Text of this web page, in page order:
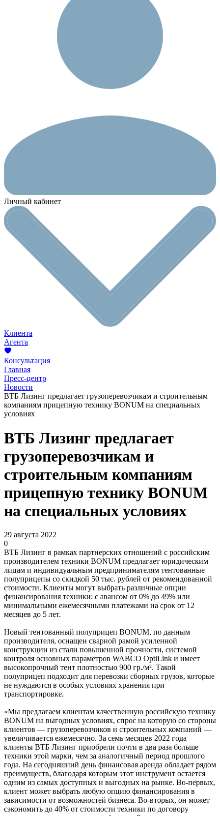
Личный кабинет
Клиента
Агента
Консультация
Главная
Пресс-центр
Новости
ВТБ Лизинг предлагает грузоперевозчикам и строительным
компаниям прицепную технику BONUM на специальных
условиях
ВТБ Лизинг предлагает
грузоперевозчикам и
строительным компаниям
прицепную технику BONUM
на специальных условиях
29 августа 2022
0
ВТБ Лизинг в рамках партнерских отношений с российским
производителем техники BONUM предлагает юридическим
лицам и индивидуальным предпринимателям тентованные
полуприцепы со скидкой 50 тыс. рублей от рекомендованной
стоимости. Клиенты могут выбрать различные опции
финансирования техники: с авансом от 0% до 49% или
минимальными ежемесячными платежами на срок от 12
месяцев до 5 лет.
Новый тентованный полуприцеп BONUM, по данным
производителя, оснащен сварной рамой усиленной
конструкции из стали повышенной прочности, системой
контроля основных параметров WABCO OptiLink и имеет
высокопрочный тент плотностью 900 гр./м². Такой
полуприцеп подходит для перевозки сборных грузов, которые
не нуждаются в особых условиях хранения при
транспортировке.
«Мы предлагаем клиентам качественную российскую технику
BONUM на выгодных условиях, спрос на которую со стороны
клиентов — грузоперевозчиков и строительных компаний —
увеличивается ежемесячно. За семь месяцев 2022 года
клиенты ВТБ Лизинг приобрели почти в два раза больше
техники этой марки, чем за аналогичный период прошлого
года. На сегодняшний день финансовая аренда обладает рядом
преимуществ, благодаря которым этот инструмент остается
одним из самых доступных и выгодных на рынке. Во-первых,
клиент может выбрать любую опцию финансирования в
зависимости от возможностей бизнеса. Во-вторых, он может
сэкономить до 40% от стоимости техники по договору